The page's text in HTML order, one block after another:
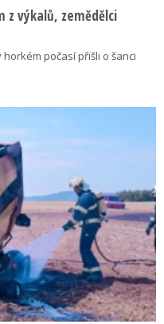
z výkalů, zemědělci
počasí přišli o šanci